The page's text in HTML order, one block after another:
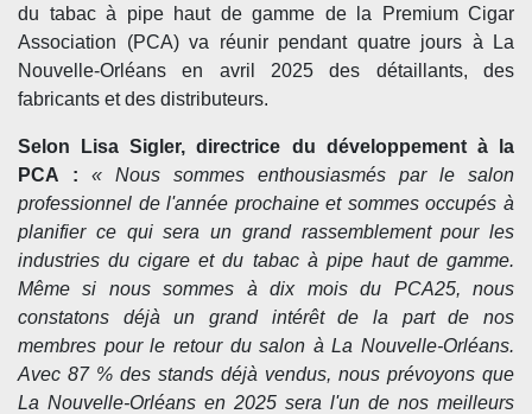
du tabac à pipe haut de gamme de la
Premium Cigar
Association (PCA) va réunir pendant quatre jours à La
Nouvelle-Orléans en avril 2025des détaillants, des
fabricants et des distributeurs.
Selon Lisa Sigler, directrice du développement à la
PCA :
« Nous sommes enthousiasmés par le salon
professionnel de l'année prochaine et sommes occupés à
planifier ce qui sera un grand rassemblement pour les
industries du cigare et du tabac à pipe haut de gamme.
Même si nous sommes à dix mois du PCA25, nous
constatons déjà un grand intérêt de la part de nos
membres pour le retour du salon à La Nouvelle-Orléans.
Avec 87 % des stands déjà vendus, nous prévoyons que
La Nouvelle-Orléans en 2025 sera l'un de nos meilleurs